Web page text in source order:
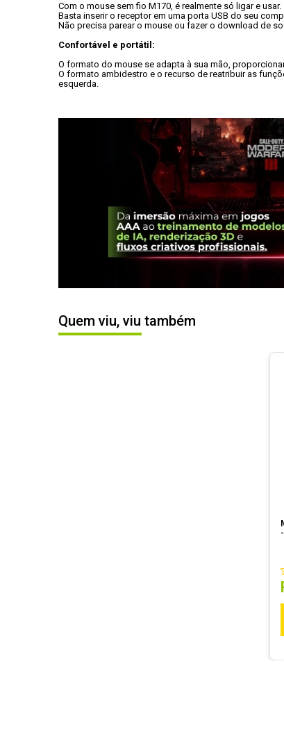
Com o mouse sem fio M170, é realmente só ligar e usar.
Basta inserir o receptor em uma porta USB do seu
Não precisa parear o mouse ou fazer o download de
Confortável e portátil:
O formato do mouse se adapta à sua mão,
O formato ambidestro e o recurso de reatribuir as
esquerda.
Quem viu, viu também